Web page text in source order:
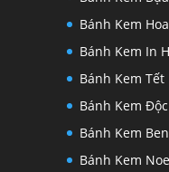
Bánh Kem Hoa
Bánh Kem In
Bánh Kem Tết
Bánh Kem
Bánh Kem
Bánh Kem